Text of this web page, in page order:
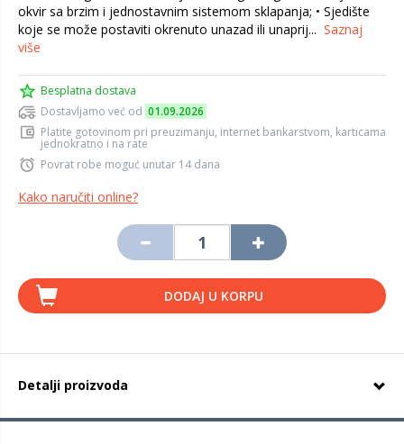
okvir sa brzim i jednostavnim sistemom sklapanja; • Sjedište
koje se može postaviti okrenuto unazad ili unaprij... Saznaj
više
Besplatna dostava
Dostavljamo već od 01.09.2026
Platite gotovinom pri preuzimanju, internet bankarstvom, karticama
jednokratno i na rate
Povrat robe moguć unutar 14 dana
Kako naručiti online?
DODAJ U KORPU
Detalji proizvoda